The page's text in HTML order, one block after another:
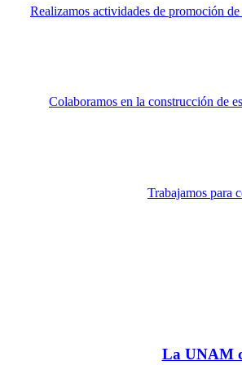
Realizamos actividades de promoción
Colaboramos en la construcción de
Trabajamos para
La UNAM